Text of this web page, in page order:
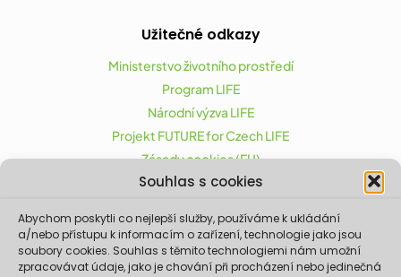
Souhlas s cookies
Abychom poskytli co nejlepší služby, používáme k ukládání
a/nebo přístupu k informacím o zařízení, technologie jako jsou
soubory cookies. Souhlas s těmito technologiemi nám umožní
zpracovávat údaje, jako je chování při procházení nebo jedinečná
Užitečné odkazy
Ministerstvo životního prostředí
Program LIFE
Národní výzva LIFE
Projekt FUTURE for Czech LIFE
Zásady cookies (EU)
Projekt FUTURE for Czech LIFE (LIFE21-CAP-CZ-LIFE
FOR CZECHIA) byl podpořen z finančního nástroje
Evropské unie LIFE.